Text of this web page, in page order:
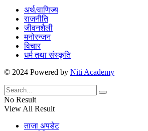
अर्थ/वाणिज्य
राजनीति
जीवनशैली
मनोरन्जन
विचार
धर्म तथा संस्कृति
© 2024 Powered by Niti Academy
No Result
View All Result
ताजा अपडेट